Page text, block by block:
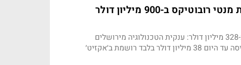
מובילאיי נכנסת לרובוטיקה: רוכשת את מנטי רובוטיקס ב-900 מיליון דולר
עסקת בעלי העניין תניב לאמנון שעשוע רווח של כ-328 מיליון דולר: ענקית הטכנולוגיה מירושלים
רוכשת את הסטארט-אפ של המייסד שלה; מנטי גייסה עד היום 38 מיליון דולר בלבד רושמת ב׳אקזיט׳